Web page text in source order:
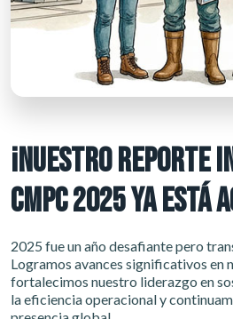
¡NUESTRO REPORTE
CMPC 2025 YA ESTÁ
2025 fue un año desafiante pero
Logramos avances significativos en
fortalecimos nuestro liderazgo en
la eficiencia operacional y